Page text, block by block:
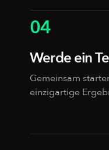
04
Werde ein
Gemeinsam
einzigartige